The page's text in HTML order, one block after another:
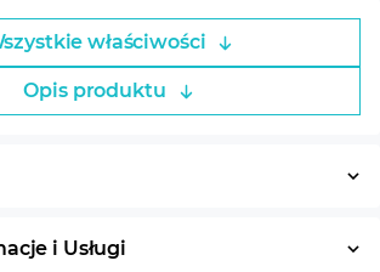
właściwości
Opis produktu
i Usługi